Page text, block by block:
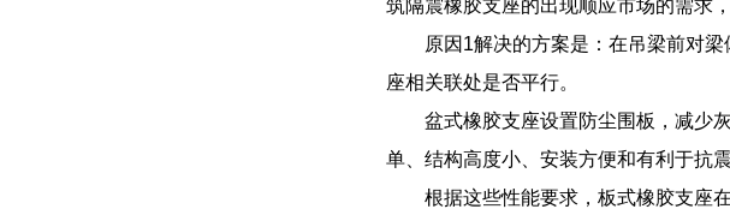
筑隔震橡胶支座的出现顺应市场的需求
原因1解决的方案是：在吊梁前对
座相关联处是否平行。
盆式橡胶支座设置防尘围板，减少
单、结构高度小、安装方便和有利于抗
根据这些性能要求，板式橡胶支座